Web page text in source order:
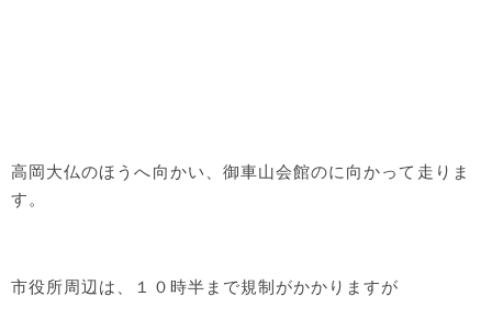
高岡大仏のほうへ向かい、御車山会館のに向かって走りま
す。
市役所周辺は、１０時半まで規制がかかりますが